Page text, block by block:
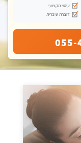
עיסוי מקצועי
דוברת עיברית
055-